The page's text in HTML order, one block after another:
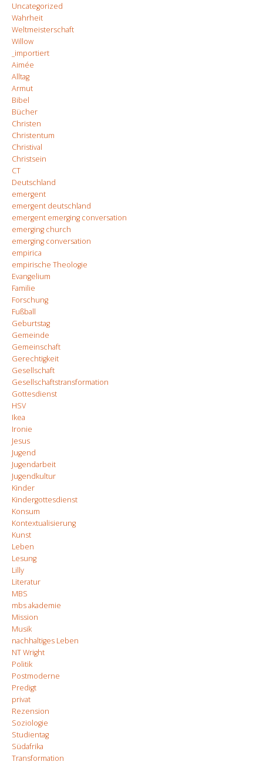
Uncategorized
Wahrheit
Weltmeisterschaft
Willow
_importiert
Aimée
Alltag
Armut
Bibel
Bücher
Christen
Christentum
Christival
Christsein
CT
Deutschland
emergent
emergent deutschland
emergent emerging conversation
emerging church
emerging conversation
empirica
empirische Theologie
Evangelium
Familie
Forschung
Fußball
Geburtstag
Gemeinde
Gemeinschaft
Gerechtigkeit
Gesellschaft
Gesellschaftstransformation
Gottesdienst
HSV
Ikea
Ironie
Jesus
Jugend
Jugendarbeit
Jugendkultur
Kinder
Kindergottesdienst
Konsum
Kontextualisierung
Kunst
Leben
Lesung
Lilly
Literatur
MBS
mbs akademie
Mission
Musik
nachhaltiges Leben
NT Wright
Politik
Postmoderne
Predigt
privat
Rezension
Soziologie
Studientag
Südafrika
Transformation